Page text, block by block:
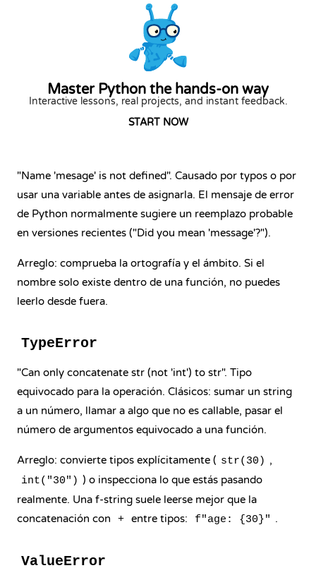
Master Python the hands-on way
Interactive lessons, real projects, and instant feedback.
START NOW
"Name 'mesage' is not defined". Causado por typos o por
usar una variable antes de asignarla. El mensaje de error
de Python normalmente sugiere un reemplazo probable
en versiones recientes ("Did you mean 'message'?").
Arreglo: comprueba la ortografía y el ámbito. Si el
nombre solo existe dentro de una función, no puedes
leerlo desde fuera.
TypeError
"Can only concatenate str (not 'int') to str". Tipo
equivocado para la operación. Clásicos: sumar un string
a un número, llamar a algo que no es callable, pasar el
número de argumentos equivocado a una función.
Arreglo: convierte tipos explícitamente ( str(30) ,
int("30") ) o inspecciona lo que estás pasando
realmente. Una f-string suele leerse mejor que la
concatenación con
+ entre tipos: f"age: {30}" .
ValueError